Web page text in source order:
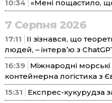
10:34
«Мені пощастило,
7 Серпня 2026
17:11
ІІ зізнався, що
людей, – інтерв’ю з
16:39 Міжнародні
контейнерна логістика з
15:31
Експрес-кукурудза